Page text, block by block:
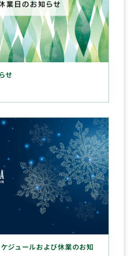
せ
ジュールおよび休業のお知